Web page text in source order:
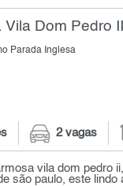
Dom Pedro
Parada Inglesa
2 vagas
vila dom pedro
são paulo, este lindo